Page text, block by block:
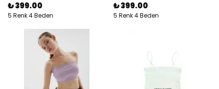
₺ 399.00
5 Renk 4 Beden
₺ 399.00
5 Renk 4 Beden